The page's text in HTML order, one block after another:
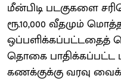
மீன்பிடி படகுகளை
ரூ.10,000 வீதமும்
ஒப்பளிக்கப்பட்டதைத்
தொகை
கணக்குக்கு வரவு